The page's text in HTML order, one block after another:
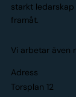
starkt
framåt.
Vi arbetar även
Adress
Torsplan 12